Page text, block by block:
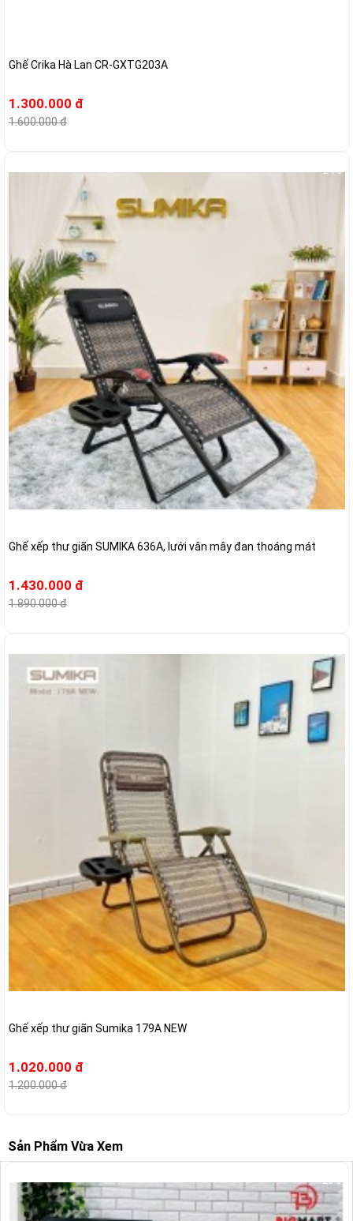
Ghế Crika Hà Lan CR-GXTG203A
1.300.000 đ
1.600.000 đ
-24%
Ghế xếp thư giãn SUMIKA 636A, lưới vân mây đan thoáng mát
1.430.000 đ
1.890.000 đ
-15%
Ghế xếp thư giãn Sumika 179A NEW
1.020.000 đ
1.200.000 đ
Sản Phẩm Vừa Xem
-28%